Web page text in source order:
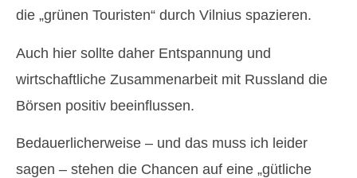
die „grünen Touristen“ durch Vilnius spazieren.
Auch hier sollte daher Entspannung und
wirtschaftliche Zusammenarbeit mit Russland die
Börsen positiv beeinflussen.
Bedauerlicherweise – und das muss ich leider
sagen – stehen die Chancen auf eine „gütliche